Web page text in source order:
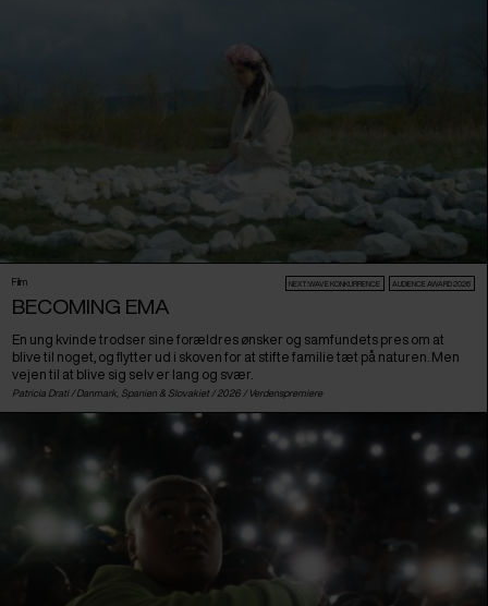
Film NEXT:WAVE KONKURRENCE AUDIENCE AWARD 2026
BECOMING EMA
En ung kvinde trodser sine forældres ønsker og samfundets pres om at
blive til noget, og flytter ud i skoven for at stifte familie tæt på naturen. Men
vejen til at blive sig selv er lang og svær.
Patricia Drati / Danmark Spanien & Slovakiet/ 2026 / Verdenspremiere